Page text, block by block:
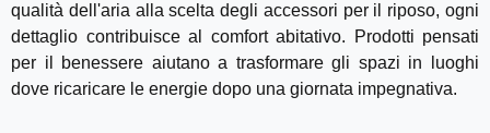
qualità dell'aria alla scelta degli accessori per il riposo, ogni
dettaglio contribuisce al comfort abitativo. Prodotti pensati
per il benessere aiutano a trasformare gli spazi in luoghi
dove ricaricare le energie dopo una giornata impegnativa.